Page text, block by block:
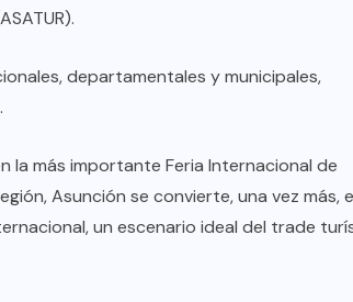
departamentales y municipales,
la más importante Feria Internacional de
Asunción se convierte, una vez más,
un escenario ideal del trade